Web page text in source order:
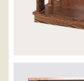
店舗